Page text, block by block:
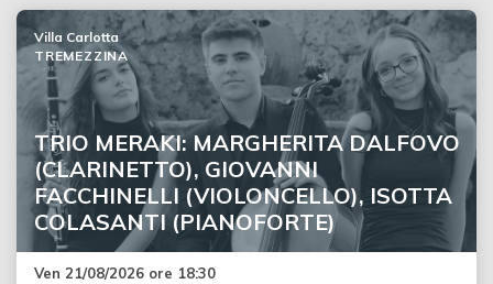
TRIO MERAKI: MARGHERITA DALFOVO
(CLARINETTO), GIOVANNI
FACCHINELLI (VIOLONCELLO), ISOTTA
COLASANTI (PIANOFORTE)
Villa Carlotta
TREMEZZINA
Ven 21/08/2026 ore 18:30